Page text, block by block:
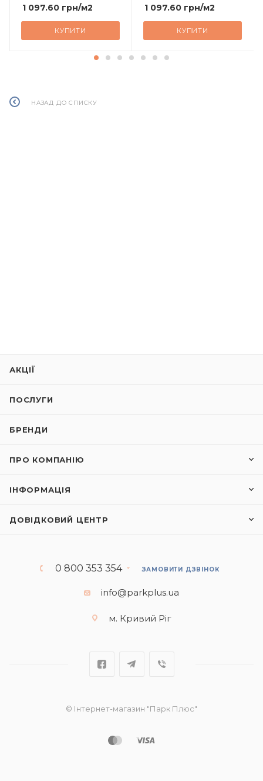
1 097.60 грн/м2
КУПИТИ
1 097.60 грн/м2
КУПИТИ
НАЗАД ДО СПИСКУ
АКЦІЇ
ПОСЛУГИ
БРЕНДИ
ПРО КОМПАНІЮ
ІНФОРМАЦІЯ
ДОВІДКОВИЙ ЦЕНТР
0 800 353 354 ЗАМОВИТИ ДЗВІНОК
info@parkplus.ua
м. Кривий Ріг
© Інтернет-магазин "Парк Плюс"